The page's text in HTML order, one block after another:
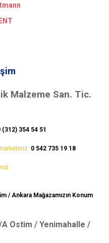
Malzeme San. Tic.
(312) 354 54 51
0 542 735 19 18
/ Ankara Mağazamızın Konum
A Ostim / Yenimahalle /